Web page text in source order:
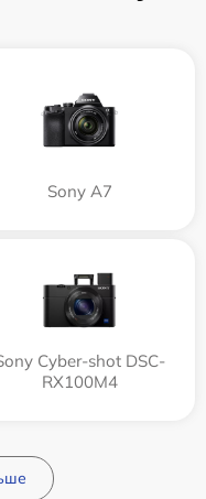
Sony A7
Cyber-shot DSC-
RX100M4